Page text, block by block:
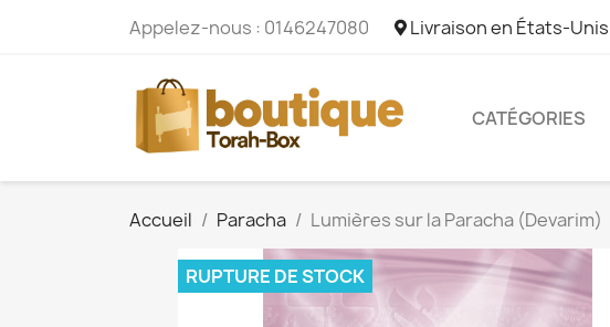
Appelez-nous : 0146247080 Livraison en États-Unis
CATÉGORIES
Accueil Paracha Lumières sur la Paracha (Devarim)
RUPTURE DE STOCK